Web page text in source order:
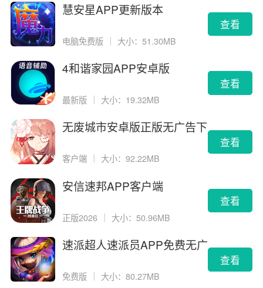
慧安星APP更新版本
电脑免费版 ｜ 大小：51.30MB
查看
4和谐家园APP安卓版
最新版 大小：19.32MB
查看
无废城市安卓版正版无广告下
客户端 大小：92.22MB
查看
安信速邦APP客户端
正版2026 ｜ 大小：50.96MB
查看
速派超人速派员APP免费无广
免费版 大小：80.27MB
查看